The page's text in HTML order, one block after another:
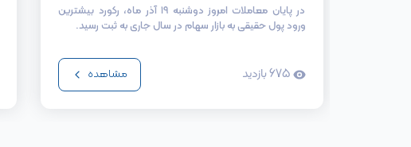
در پایان معاملات امروز دوشنبه ۱۹ آذر ماه، رکورد بیشترین
ورود پول حقیقی به بازار سهام در سال جاری به ثبت رسید.
675بازدید مشاهده